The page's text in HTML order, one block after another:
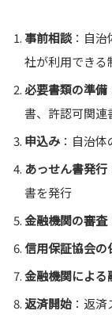
事前相談 ：自
社が利用できる
必要書類の準備
書、許認可関連
申込み ：自治
あっせん書発行
書を発行
金融機関の審査
信用保証協会の
金融機関による
返済開始 ：返